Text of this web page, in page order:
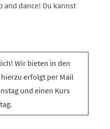
and dance! Du kannst
Wir bieten in den
erfolgt per Mail
und einen Kurs